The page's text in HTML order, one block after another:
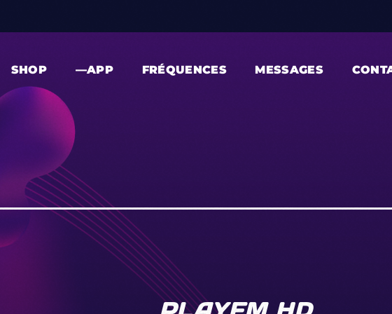
SHOP —APP FRÉQUENCES MESSAGES